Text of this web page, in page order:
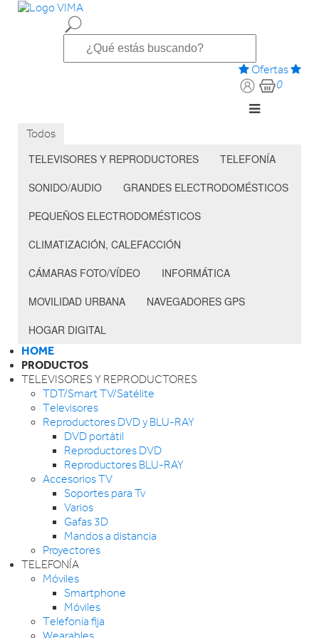
Ofertas
0
Todos
TELEVISORES Y REPRODUCTORES
TELEFONÍA
SONIDO/AUDIO
GRANDES ELECTRODOMÉSTICOS
PEQUEÑOS ELECTRODOMÉSTICOS
CLIMATIZACIÓN, CALEFACCIÓN
CÁMARAS FOTO/VÍDEO
INFORMÁTICA
MOVILIDAD URBANA
NAVEGADORES GPS
HOGAR DIGITAL
HOME
PRODUCTOS
TELEVISORES Y REPRODUCTORES
TDT/Smart TV/Satélite
Televisores
Reproductores DVD y BLU-RAY
DVD portátil
Reproductores DVD
Reproductores BLU-RAY
Accesorios TV
Soportes para Tv
Varios
Gafas 3D
Mandos a distancia
Proyectores
TELEFONÍA
Móviles
Smartphone
Móviles
Telefonía fija